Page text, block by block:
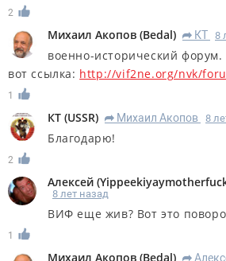
2
Михаил Акопов (Bedal) R КT 8
военно-исторический форум.
вот ссылка: http://vif2ne.org/nvk/
1
КT (USSR) R Михаил Акопов 8
Благодарю!
2
Алексей (
8 лет назад
ВИФ еще жив? Вот это
1
Михаил Акопов (Bedal) R